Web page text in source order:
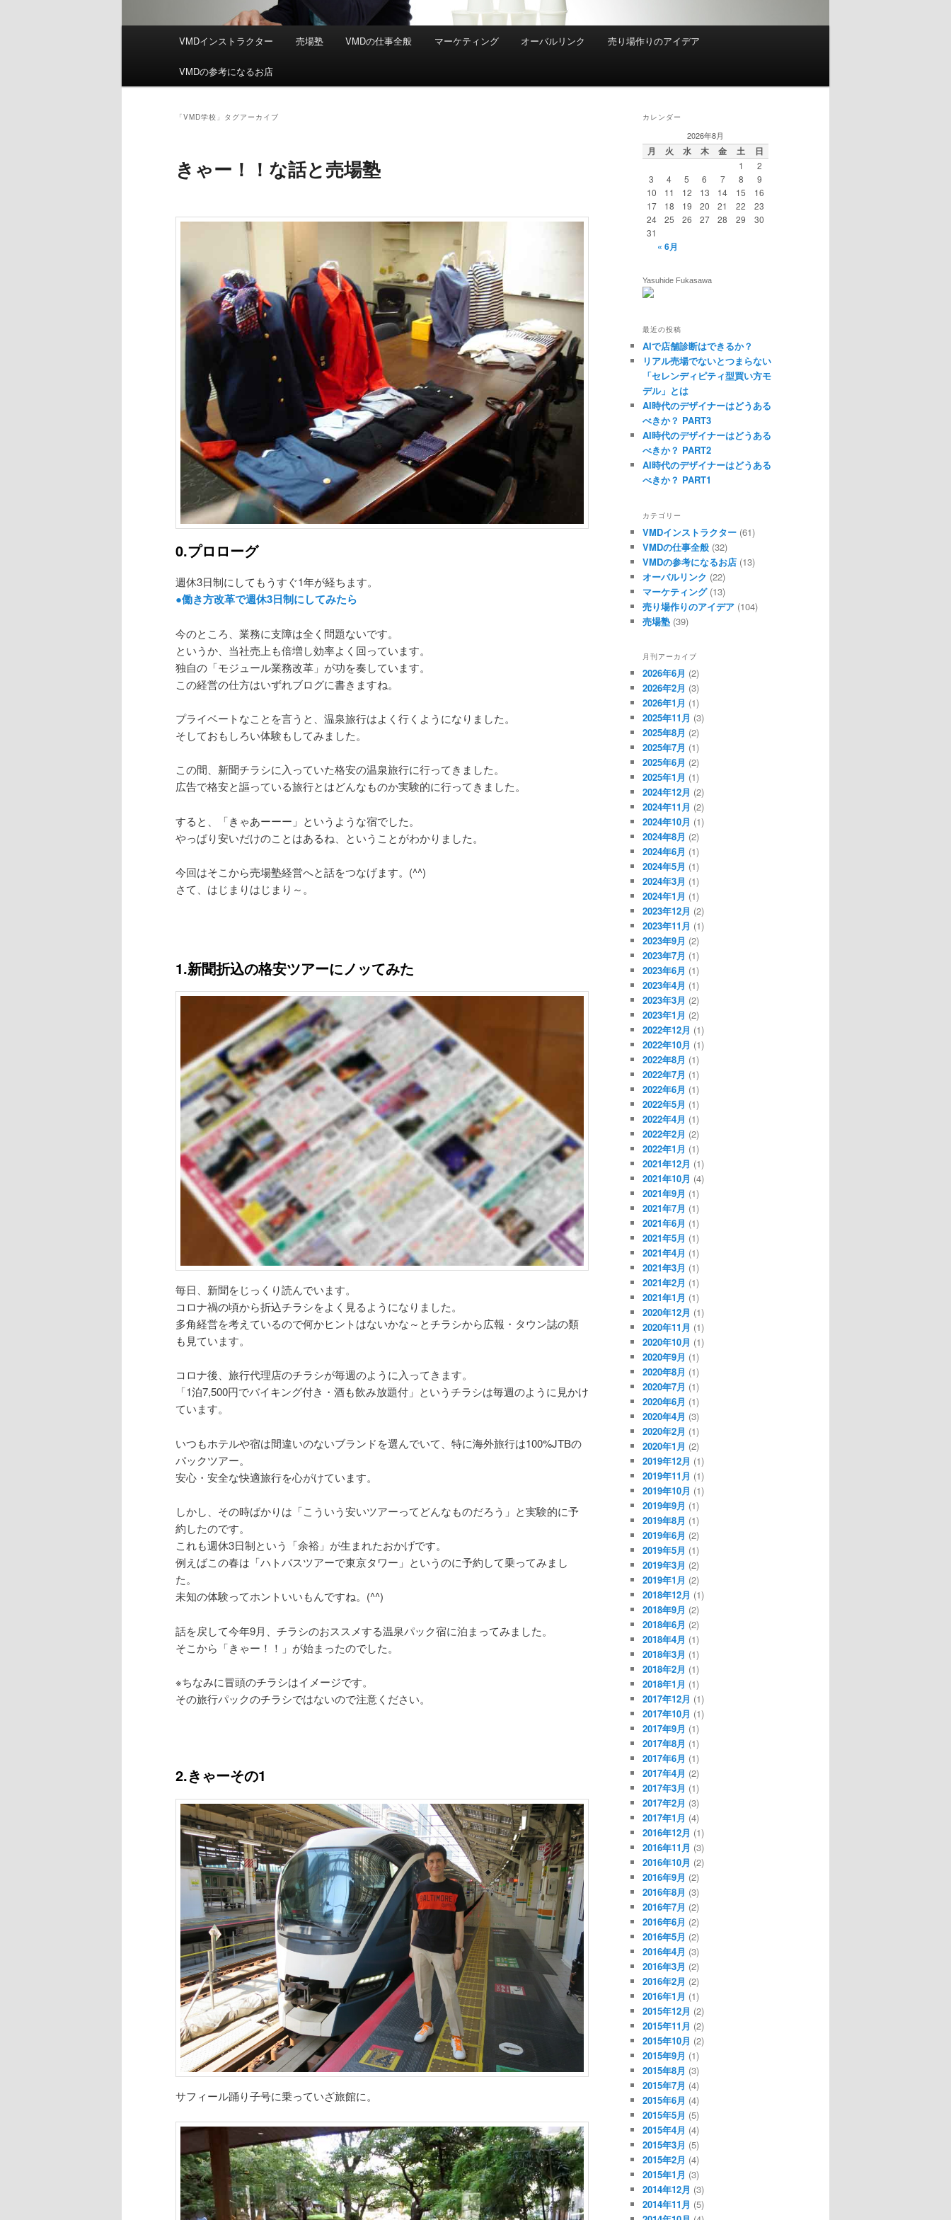
メ
VMDインストラクター 売場塾 VMDの仕事全般 マーケティング オーバルリンク 売り場作りのアイデア
VMDの参考になるお店
「VMD学校 」タグアーカイブ
きゃー！！な話と売場塾
0.プロローグ
週休3日制にしてもうすぐ1年が経ちます。
●働き方改革で週休3日制にしてみたら
今のところ、業務に支障は全く問題ないです。
というか、当社売上も倍増し効率よく回っています。
独自の「モジュール業務改革」が功を奏しています。
この経営の仕方はいずれブログに書きますね。
プライベートなことを言うと、温泉旅行はよく行くようになりました。
そしておもしろい体験もしてみました。
この間、新聞チラシに入っていた格安の温泉旅行に行ってきました。
広告で格安と謳っている旅行とはどんなものか実験的に行ってきました。
すると、「きゃあーーー」というような宿でした。
やっぱり安いだけのことはあるね、ということがわかりました。
今回はそこから売場塾経営へと話をつなげます。(^^)
さて、はじまりはじまり～。
1.新聞折込の格安ツアーにノッてみた
毎日、新聞をじっくり読んでいます。
コロナ禍の頃から折込チラシをよく見るようになりました。
多角経営を考えているので何かヒントはないかな～とチラシから広報・タウン誌の類
も見ています。
コロナ後、旅行代理店のチラシが毎週のように入ってきます。
「1泊7,500円でバイキング付き・酒も飲み放題付」というチラシは毎週のように見かけ
ています。
いつもホテルや宿は間違いのないブランドを選んでいて、特に海外旅行は100%JTBの
パックツアー。
安心・安全な快適旅行を心がけています。
しかし、その時ばかりは「こういう安いツアーってどんなものだろう」と実験的に予
約したのです。
これも週休3日制という「余裕」が生まれたおかげです。
例えばこの春は「ハトバスツアーで東京タワー」というのに予約して乗ってみまし
た。
未知の体験ってホントいいもんですね。(^^)
話を戻して今年9月、チラシのおススメする温泉パック宿に泊まってみました。
そこから「きゃー！！」が始まったのでした。
※ちなみに冒頭のチラシはイメージです。
その旅行パックのチラシではないので注意ください。
2.きゃーその1
サフィール踊り子号に乗っていざ旅館に。
カレンダー
2026年8月
月 火 水 木 金 土 日
1
2
3
4 5 6 7 8
9
10
11 12 13 14 15
16
17
18 19 20 21 22
23
24
25 26 27 28 29
30
31
« 6月
Yasuhide Fukasawa
最近の投稿
AIで店舗診断はできるか？
リアル売場でないとつまらない
「セレンディピティ型買い方モ
デル」とは
AI時代のデザイナーはどうある
べきか？ PART3
AI時代のデザイナーはどうある
べきか？ PART2
AI時代のデザイナーはどうある
べきか？ PART1
カテゴリー
VMDインストラクター (61)
VMDの仕事全般 (32)
VMDの参考になるお店 (13)
オーバルリンク (22)
マーケティング(13)
売り場作りのアイデア (104)
売場塾 (39)
月刊アーカイブ
2026年6月 (2)
2026年2月 (3)
2026年1月 (1)
2025年11月 (3)
2025年8月 (2)
2025年7月 (1)
2025年6月 (2)
2025年1月 (1)
2024年12月 (2)
2024年11月 (2)
2024年10月 (1)
2024年8月 (2)
2024年6月 (1)
2024年5月 (1)
2024年3月 (1)
2024年1月 (1)
2023年12月 (2)
2023年11月 (1)
2023年9月 (2)
2023年7月 (1)
2023年6月 (1)
2023年4月 (1)
2023年3月 (2)
2023年1月 (2)
2022年12月 (1)
2022年10月 (1)
2022年8月 (1)
2022年7月 (1)
2022年6月 (1)
2022年5月 (1)
2022年4月 (1)
2022年2月 (2)
2022年1月 (1)
2021年12月 (1)
2021年10月 (4)
2021年9月 (1)
2021年7月 (1)
2021年6月 (1)
2021年5月 (1)
2021年4月 (1)
2021年3月 (1)
2021年2月 (1)
2021年1月 (1)
2020年12月 (1)
2020年11月 (1)
2020年10月 (1)
2020年9月 (1)
2020年8月 (1)
2020年7月 (1)
2020年6月 (1)
2020年4月 (3)
2020年2月 (1)
2020年1月 (2)
2019年12月 (1)
2019年11月 (1)
2019年10月 (1)
2019年9月 (1)
2019年8月 (1)
2019年6月 (2)
2019年5月 (1)
2019年3月 (2)
2019年1月 (2)
2018年12月 (1)
2018年9月 (2)
2018年6月 (2)
2018年4月 (1)
2018年3月 (1)
2018年2月 (1)
2018年1月 (1)
2017年12月 (1)
2017年10月 (1)
2017年9月 (1)
2017年8月 (1)
2017年6月 (1)
2017年4月 (2)
2017年3月 (1)
2017年2月 (3)
2017年1月 (4)
2016年12月 (1)
2016年11月 (3)
2016年10月 (2)
2016年9月 (2)
2016年8月 (3)
2016年7月 (2)
2016年6月 (2)
2016年5月 (2)
2016年4月 (3)
2016年3月 (2)
2016年2月 (2)
2016年1月 (1)
2015年12月 (2)
2015年11月 (2)
2015年10月 (2)
2015年9月 (1)
2015年8月 (3)
2015年7月 (4)
2015年6月 (4)
2015年5月 (5)
2015年4月 (4)
2015年3月 (5)
2015年2月 (4)
2015年1月 (3)
2014年12月 (3)
2014年11月 (5)